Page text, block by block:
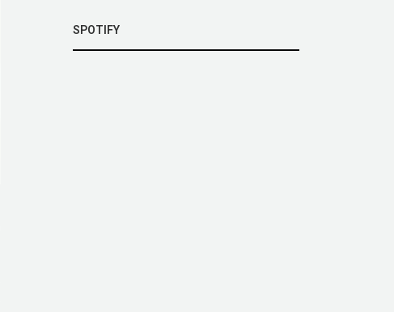
SPOTIFY